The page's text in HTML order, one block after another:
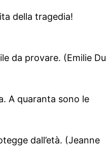
della tragedia!
da provare. (Emilie Du
A quaranta sono le
dall’età. (Jeanne